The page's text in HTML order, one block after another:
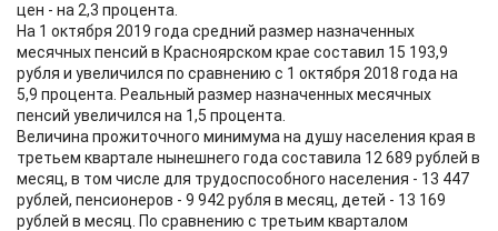
цен - на 2,3 процента.
На 1 октября 2019 года средний размер назначенных
месячных пенсий в Красноярском крае составил 15 193,9
рубля и увеличился по сравнению с 1 октября 2018 года на
5,9 процента. Реальный размер назначенных месячных
пенсий увеличился на 1,5 процента.
Величина прожиточного минимума на душу населения края в
третьем квартале нынешнего года составила 12 689 рублей в
месяц, в том числе для трудоспособного населения - 13 447
рублей, пенсионеров - 9 942 рубля в месяц, детей - 13 169
рублей в месяц. По сравнению с третьим кварталом